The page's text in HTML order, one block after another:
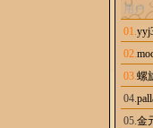
用户
01.
02.
03.螺
04.
05.金